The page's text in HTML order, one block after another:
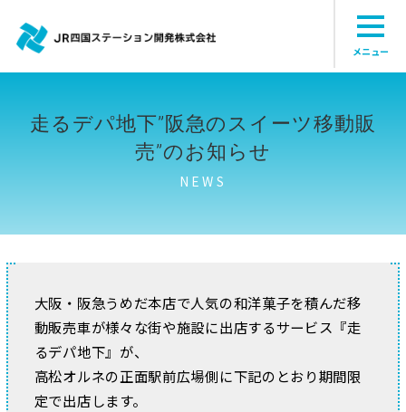
メニュー
走るデパ地下”阪急のスイーツ移動販
売”のお知らせ
NEWS
大阪・阪急うめだ本店で人気の和洋菓子を積んだ移
動販売車が様々な街や施設に出店するサービス『走
るデパ地下』が、
高松オルネの正面駅前広場側に下記のとおり期間限
定で出店します。